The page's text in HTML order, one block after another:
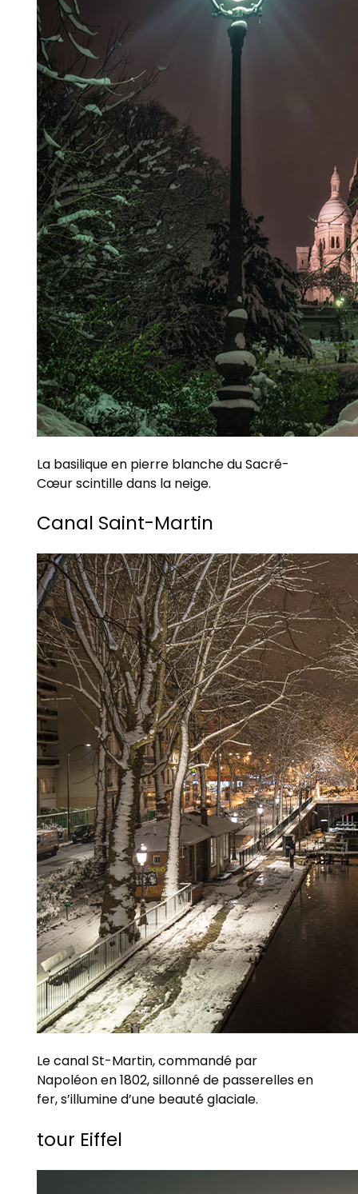
La basilique en pierre blanche du Sacré-
Cœur scintille dans la neige.
Canal Saint-Martin
Le canal St-Martin, commandé par
Napoléon en 1802, sillonné de passerelles en
fer, s’illumine d’une beauté glaciale.
tour Eiffel